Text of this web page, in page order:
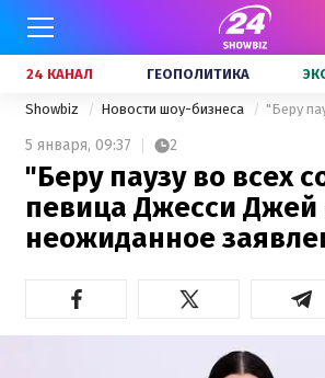
24 КАНАЛ ГЕОПОЛИТИКА
Showbiz Новости шоу-бизнеса
5 января, 09:37 2
"Беру паузу во всех
певица Джесси Джей
неожиданное